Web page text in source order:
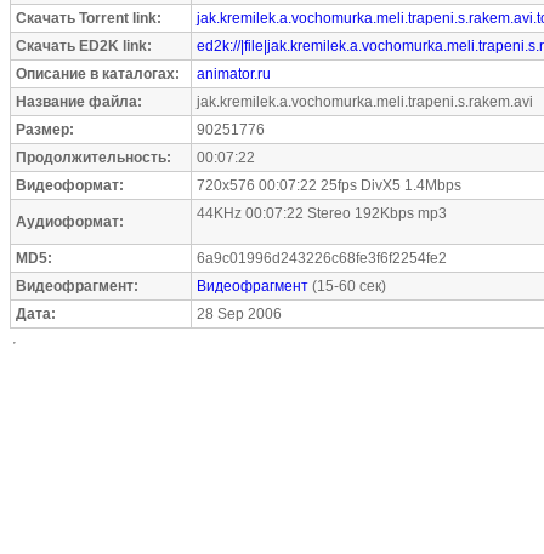
Скачать Torrent link:
Скачать ED2K link:
ed2k://
Описание в каталогах:
animator.ru
Название файла:
jak.kremilek.a.vochomurka.meli.trapeni.s.rakem.avi
Размер:
90251776
Продолжительность:
00:07:22
Видеоформат:
720x576 00:07:22 25fps DivX5 1.4Mbps
Аудиоформат: 44KHz 00:07:22 Stereo 192Kbps mp3
MD5:
6a9c01996d243226c68fe3f6f2254fe2
Видеофрагмент:
Видеофрагмент (15-60 сек)
Дата:
28 Sep 2006